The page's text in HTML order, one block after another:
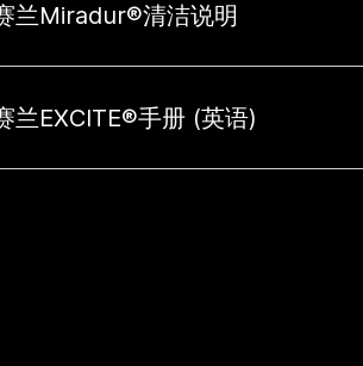
兰Miradur®清洁说明
兰EXCITE®手册 (英语)